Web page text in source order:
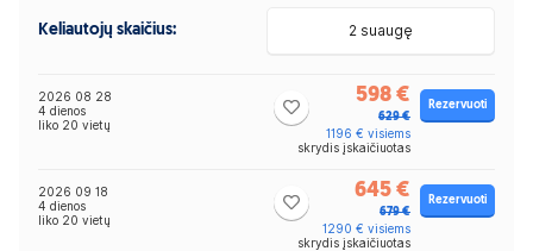
Keliautojų skaičius: 2 suaugę
2026 08 28
4 dienos
liko 20 vietų
598 €
629 €
1196 € visiems
skrydis įskaičiuotas
Rezervuoti
2026 09 18
4 dienos
liko 20 vietų
645 €
679 €
1290 € visiems
skrydis įskaičiuotas
Rezervuoti